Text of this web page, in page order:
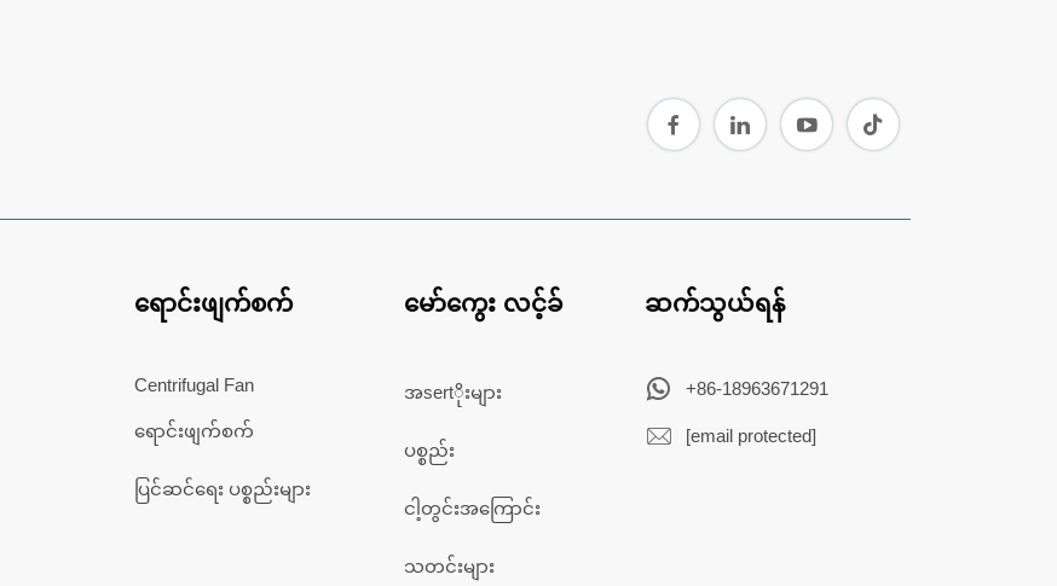
ရောင်းဖျက်စက်
Centrifugal Fan
ရောင်းဖျက်စက်
ပြင်ဆင်ရေး ပစ္စည်းများ
မော်ကွေး လင့်ခ်
အsertိုးများ
ပစ္စည်း
ငါ့တွင်းအကြောင်း
သတင်းများ
ဆက်သွယ်ရန်
+86-18963671291
[email protected]